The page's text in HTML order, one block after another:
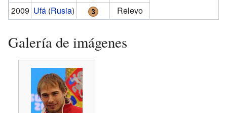
2009 Ufá (Rusia) Relevo
Galería de imágenes